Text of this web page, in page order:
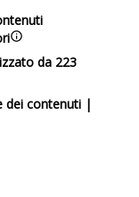
da 223
dei contenuti |